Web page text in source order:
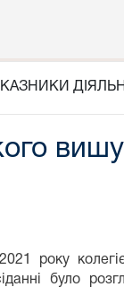
року
було